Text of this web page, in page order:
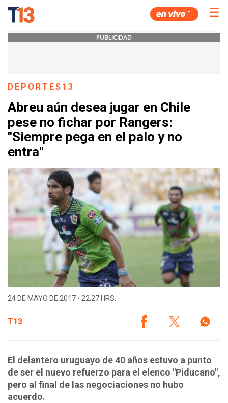
☰
PUBLICIDAD
DEPORTES13
Abreu aún desea jugar en Chile
pese no fichar por Rangers:
"Siempre pega en el palo y no
entra"
24 DE MAYO DE 2017 - 22:27 HRS.
T13
El delantero uruguayo de 40 años estuvo a punto
de ser el nuevo refuerzo para el elenco "Piducano",
pero al final de las negociaciones no hubo
acuerdo.